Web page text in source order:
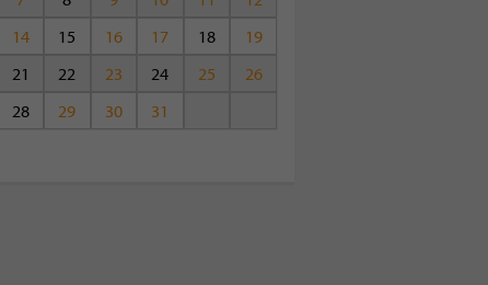
14 15 16 17 18
19
21 22 23 24 25
26
28 29 30 31